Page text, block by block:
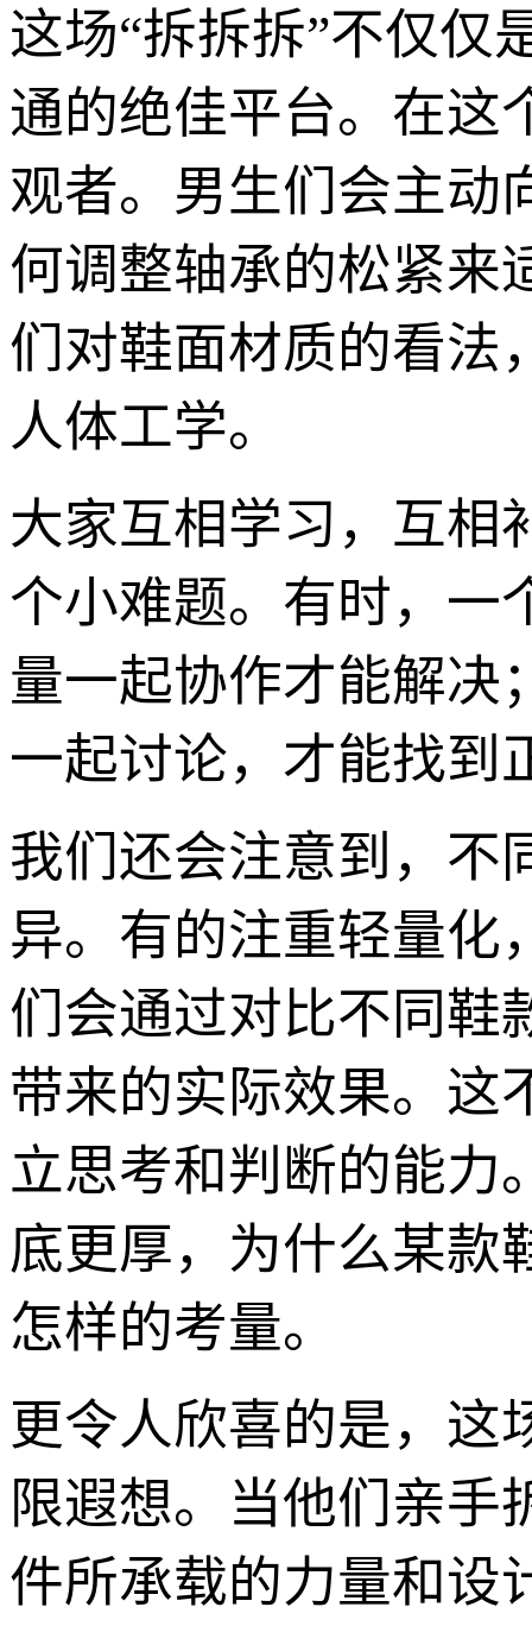
这场“拆拆拆”不仅仅
通的绝佳平台。在这
观者。男生们会主动
何调整轴承的松紧来
们对鞋面材质的看法
人体工学。
大家互相学习，互相
个小难题。有时，一
量一起协作才能解决
一起讨论，才能找到
我们还会注意到，不
异。有的注重轻量化
们会通过对比不同鞋
带来的实际效果。这
立思考和判断的能力
底更厚，为什么某款
怎样的考量。
更令人欣喜的是，这
限遐想。当他们亲手
件所承载的力量和设